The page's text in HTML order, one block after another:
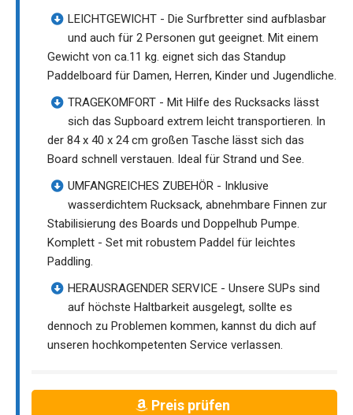
LEICHTGEWICHT - Die Surfbretter sind aufblasbar
und auch für 2 Personen gut geeignet. Mit einem
Gewicht von ca.11 kg. eignet sich das Standup
Paddelboard für Damen, Herren, Kinder und Jugendliche.
TRAGEKOMFORT - Mit Hilfe des Rucksacks lässt
sich das Supboard extrem leicht transportieren. In
der 84 x 40 x 24 cm großen Tasche lässt sich das
Board schnell verstauen. Ideal für Strand und See.
UMFANGREICHES ZUBEHÖR - Inklusive
wasserdichtem Rucksack, abnehmbare Finnen zur
Stabilisierung des Boards und Doppelhub Pumpe.
Komplett - Set mit robustem Paddel für leichtes
Paddling.
HERAUSRAGENDER SERVICE - Unsere SUPs sind
auf höchste Haltbarkeit ausgelegt, sollte es
dennoch zu Problemen kommen, kannst du dich auf
unseren hochkompetenten Service verlassen.
Preis prüfen